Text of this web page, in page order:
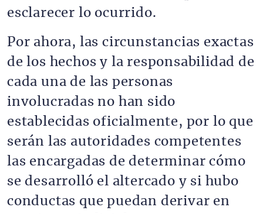
esclarecer lo ocurrido.
Por ahora, las circunstancias exactas
de los hechos y la responsabilidad de
cada una de las personas
involucradas no han sido
establecidas oficialmente, por lo que
serán las autoridades competentes
las encargadas de determinar cómo
se desarrolló el altercado y si hubo
conductas que puedan derivar en